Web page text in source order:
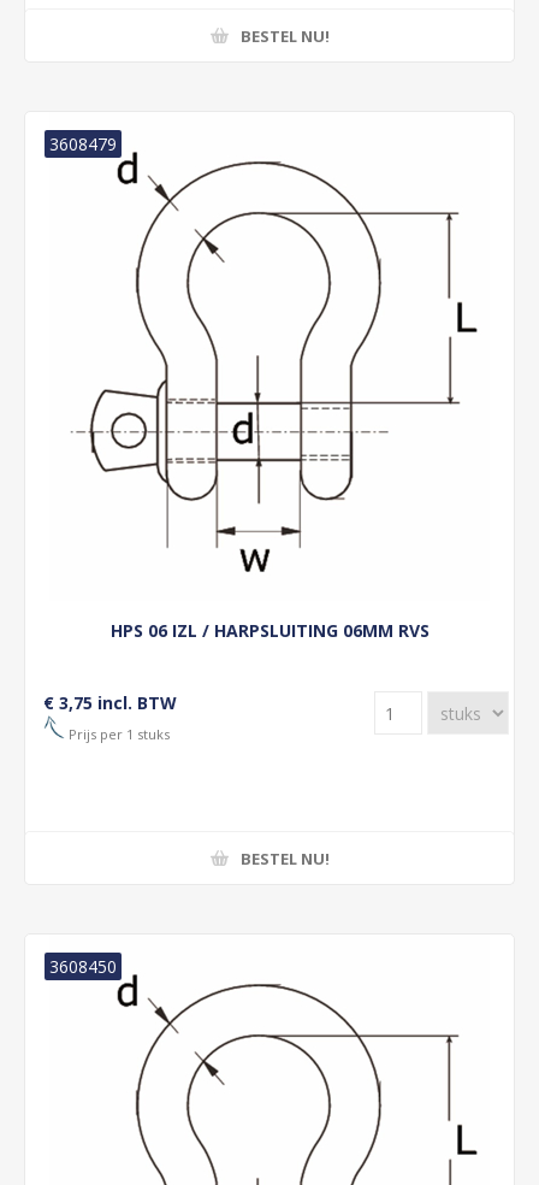
BESTEL NU!
HPS 06 IZL / HARPSLUITING 06MM RVS
3608479
€ 3,75 incl. BTW
Prijs per 1 stuks
BESTEL NU!
3608450